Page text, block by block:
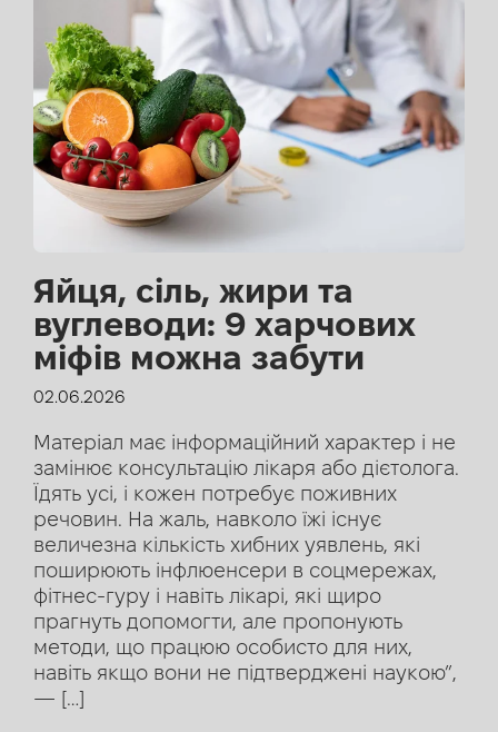
Яйця, сіль, жири та
вуглеводи: 9 харчових
міфів можна забути
02.06.2026
Матеріал має інформаційний характер і не
замінює консультацію лікаря або дієтолога.
Їдять усі, і кожен потребує поживних
речовин. На жаль, навколо їжі існує
величезна кількість хибних уявлень, які
поширюють інфлюенсери в соцмережах,
фітнес-гуру і навіть лікарі, які щиро
прагнуть допомогти, але пропонують
методи, що працюю особисто для них,
навіть якщо вони не підтверджені наукою”,
— […]